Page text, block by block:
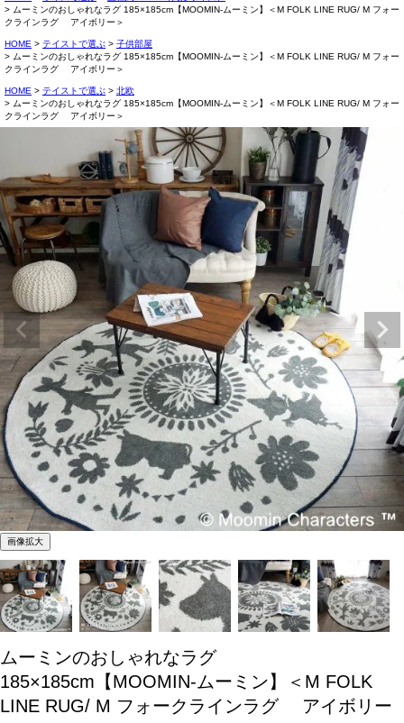
ムーミンのおしゃれなラグ 185×185cm【MOOMIN-ムーミン】＜M FOLK LINE RUG/ M フォー
クラインラグ アイボリー＞
HOME テイストで選ぶ
子供部屋
ムーミンのおしゃれなラグ 185×185cm【MOOMIN-ムーミン】＜M FOLK LINE RUG/ M フォー
クラインラグ アイボリー＞
HOME テイストで選ぶ
北欧
ムーミンのおしゃれなラグ 185×185cm【MOOMIN-ムーミン】＜M FOLK LINE RUG/ M フォー
クラインラグ アイボリー＞
画像拡大
ムーミンのおしゃれなラグ
185×185cm【MOOMIN-ムーミン】＜M FOLK
LINE RUG/ M フォークラインラグ アイボリー